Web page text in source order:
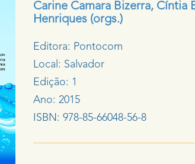
Carine Camara Bizerra, Cíntia
Henriques (orgs.)
Editora: Pontocom
Local: Salvador
Edição: 1
Ano: 2015
ISBN: 978-85-66048-56-8